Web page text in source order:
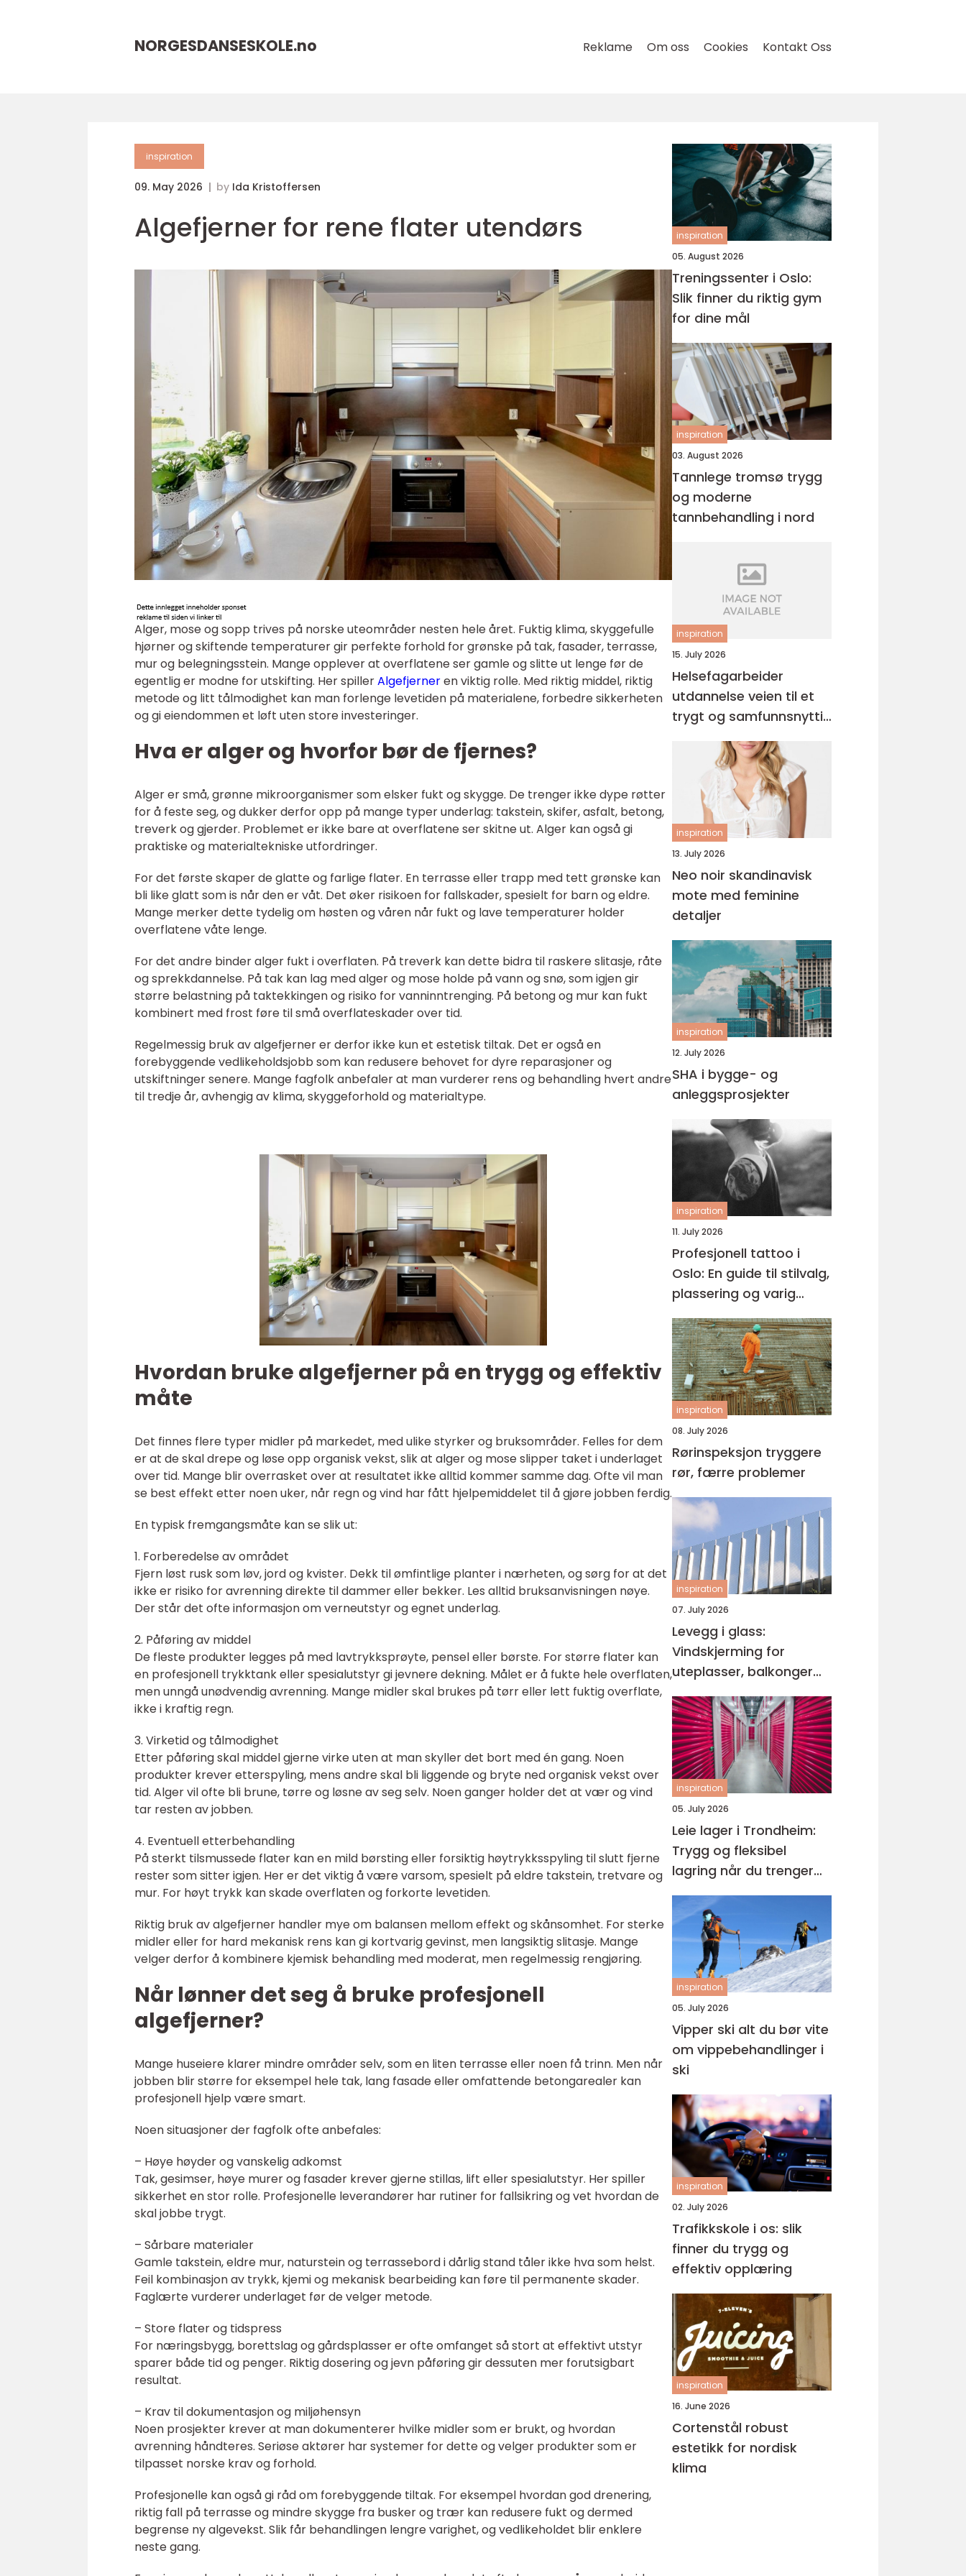
NORGESDANSESKOLE.no Reklame Om oss Cookies Kontakt Oss
inspiration
09. May 2026 by Ida Kristoffersen
Algefjerner for rene flater utendørs
Alger, mose og sopp trives på norske uteområder nesten hele året. Fuktig klima, skyggefulle
hjørner og skiftende temperaturer gir perfekte forhold for grønske på tak, fasader, terrasse,
mur og belegningsstein. Mange opplever at overflatene ser gamle og slitte ut lenge før de
egentlig er modne for utskifting. Her spillerAlgefjerneren viktig rolle. Med riktig middel, riktig
metode og litt tålmodighet kan man forlenge levetiden på materialene, forbedre sikkerheten
og gi eiendommen et løft uten store investeringer.
Hva er alger og hvorfor bør de fjernes?
Alger er små, grønne mikroorganismer som elsker fukt og skygge. De trenger ikke dype røtter
for å feste seg, og dukker derfor opp på mange typer underlag: takstein, skifer, asfalt, betong,
treverk og gjerder. Problemet er ikke bare at overflatene ser skitne ut. Alger kan også gi
praktiske og materialtekniske utfordringer.
For det første skaper de glatte og farlige flater. En terrasse eller trapp med tett grønske kan
bli like glatt som is når den er våt. Det øker risikoen for fallskader, spesielt for barn og eldre.
Mange merker dette tydelig om høsten og våren når fukt og lave temperaturer holder
overflatene våte lenge.
For det andre binder alger fukt i overflaten. På treverk kan dette bidra til raskere slitasje, råte
og sprekkdannelse. På tak kan lag med alger og mose holde på vann og snø, som igjen gir
større belastning på taktekkingen og risiko for vanninntrenging. På betong og mur kan fukt
kombinert med frost føre til små overflateskader over tid.
Regelmessig bruk av algefjerner er derfor ikke kun et estetisk tiltak. Det er også en
forebyggende vedlikeholdsjobb som kan redusere behovet for dyre reparasjoner og
utskiftninger senere. Mange fagfolk anbefaler at man vurderer rens og behandling hvert andre
til tredje år, avhengig av klima, skyggeforhold og materialtype.
Hvordan bruke algefjerner på en trygg og effektiv
måte
Det finnes flere typer midler på markedet, med ulike styrker og bruksområder. Felles for dem
er at de skal drepe og løse opp organisk vekst, slik at alger og mose slipper taket i underlaget
over tid. Mange blir overrasket over at resultatet ikke alltid kommer samme dag. Ofte vil man
se best effekt etter noen uker, når regn og vind har fått hjelpemiddelet til å gjøre jobben ferdig.
En typisk fremgangsmåte kan se slik ut:
1. Forberedelse av området
Fjern løst rusk som løv, jord og kvister. Dekk til ømfintlige planter i nærheten, og sørg for at det
ikke er risiko for avrenning direkte til dammer eller bekker. Les alltid bruksanvisningen nøye.
Der står det ofte informasjon om verneutstyr og egnet underlag.
2. Påføring av middel
De fleste produkter legges på med lavtrykksprøyte, pensel eller børste. For større flater kan
en profesjonell trykktank eller spesialutstyr gi jevnere dekning. Målet er å fukte hele overflaten,
men unngå unødvendig avrenning. Mange midler skal brukes på tørr eller lett fuktig overflate,
ikke i kraftig regn.
3. Virketid og tålmodighet
Etter påføring skal middel gjerne virke uten at man skyller det bort med én gang. Noen
produkter krever etterspyling, mens andre skal bli liggende og bryte ned organisk vekst over
tid. Alger vil ofte bli brune, tørre og løsne av seg selv. Noen ganger holder det at vær og vind
tar resten av jobben.
4. Eventuell etterbehandling
På sterkt tilsmussede flater kan en mild børsting eller forsiktig høytrykksspyling til slutt fjerne
rester som sitter igjen. Her er det viktig å være varsom, spesielt på eldre takstein, tretvare og
mur. For høyt trykk kan skade overflaten og forkorte levetiden.
Riktig bruk av algefjerner handler mye om balansen mellom effekt og skånsomhet. For sterke
midler eller for hard mekanisk rens kan gi kortvarig gevinst, men langsiktig slitasje. Mange
velger derfor å kombinere kjemisk behandling med moderat, men regelmessig rengjøring.
Når lønner det seg å bruke profesjonell
algefjerner?
Mange huseiere klarer mindre områder selv, som en liten terrasse eller noen få trinn. Men når
jobben blir større for eksempel hele tak, lang fasade eller omfattende betongarealer kan
profesjonell hjelp være smart.
Noen situasjoner der fagfolk ofte anbefales:
– Høye høyder og vanskelig adkomst
Tak, gesimser, høye murer og fasader krever gjerne stillas, lift eller spesialutstyr. Her spiller
sikkerhet en stor rolle. Profesjonelle leverandører har rutiner for fallsikring og vet hvordan de
skal jobbe trygt.
– Sårbare materialer
Gamle takstein, eldre mur, naturstein og terrassebord i dårlig stand tåler ikke hva som helst.
Feil kombinasjon av trykk, kjemi og mekanisk bearbeiding kan føre til permanente skader.
Faglærte vurderer underlaget før de velger metode.
– Store flater og tidspress
For næringsbygg, borettslag og gårdsplasser er ofte omfanget så stort at effektivt utstyr
sparer både tid og penger. Riktig dosering og jevn påføring gir dessuten mer forutsigbart
resultat.
– Krav til dokumentasjon og miljøhensyn
Noen prosjekter krever at man dokumenterer hvilke midler som er brukt, og hvordan
avrenning håndteres. Seriøse aktører har systemer for dette og velger produkter som er
tilpasset norske krav og forhold.
Profesjonelle kan også gi råd om forebyggende tiltak. For eksempel hvordan god drenering,
riktig fall på terrasse og mindre skygge fra busker og trær kan redusere fukt og dermed
begrense ny algevekst. Slik får behandlingen lengre varighet, og vedlikeholdet blir enklere
neste gang.
inspiration
05. August 2026
Treningssenter i Oslo:
Slik finner du riktig gym
for dine mål
inspiration
03. August 2026
Tannlege tromsø trygg
og moderne
tannbehandling i nord
inspiration
15. July 2026
Helsefagarbeider
utdannelse veien til et
trygt og samfunnsnyttig
inspiration
13. July 2026
Neo noir skandinavisk
mote med feminine
detaljer
inspiration
12. July 2026
SHA i bygge- og
anleggsprosjekter
inspiration
11. July 2026
Profesjonell tattoo i
Oslo: En guide til stilvalg,
plassering og varig
kvalitet
inspiration
08. July 2026
Rørinspeksjon tryggere
rør, færre problemer
inspiration
07. July 2026
Levegg i glass:
Vindskjerming for
uteplasser, balkonger
og hager
inspiration
05. July 2026
Leie lager i Trondheim:
Trygg og fleksibel
lagring når du trenger
det
inspiration
05. July 2026
Vipper ski alt du bør vite
om vippebehandlinger i
ski
inspiration
02. July 2026
Trafikkskole i os: slik
finner du trygg og
effektiv opplæring
inspiration
16. June 2026
Cortenstål robust
estetikk for nordisk
klima